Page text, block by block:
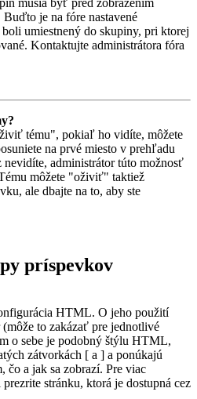
musia byť pred zobrazením
je na fóre nastavené
umiestnený do skupiny, pri ktorej
Kontaktujte administrátora fóra
tému", pokiaľ ho vidíte, môžete
na prvé miesto v prehľadu
administrátor túto možnosť
môžete "oživiť" taktiež
ale dbajte na to, aby ste
príspevkov
HTML. O jeho použití
to zakázať pre jednotlivé
o sebe je podobný štýlu HTML,
zátvorkách [ a ] a ponúkajú
čo a jak sa zobrazí. Pre viac
stránku, ktorá je dostupná cez